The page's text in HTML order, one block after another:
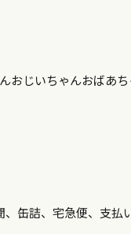
じいちゃんおばあ
缶詰、宅急便、支払